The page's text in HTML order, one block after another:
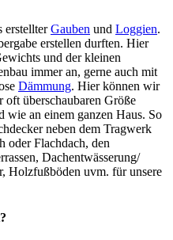
erstellterGauben und Loggien.
erstellen durften. Hier
und der kleinen
immer an, gerne auch mit
Dämmung. Hier können wir
überschaubaren Größe
wie an einem ganzen Haus. So
neben dem Tragwerk
oder Flachdach, den
Dachentwässerung/
Holzfußböden uvm. für unsere